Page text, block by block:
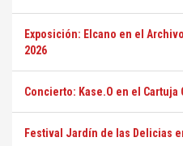
Exposición: Elcano en el
2026
Concierto: Kase.O en el Cartuja
Festival Jardín de las Delicias